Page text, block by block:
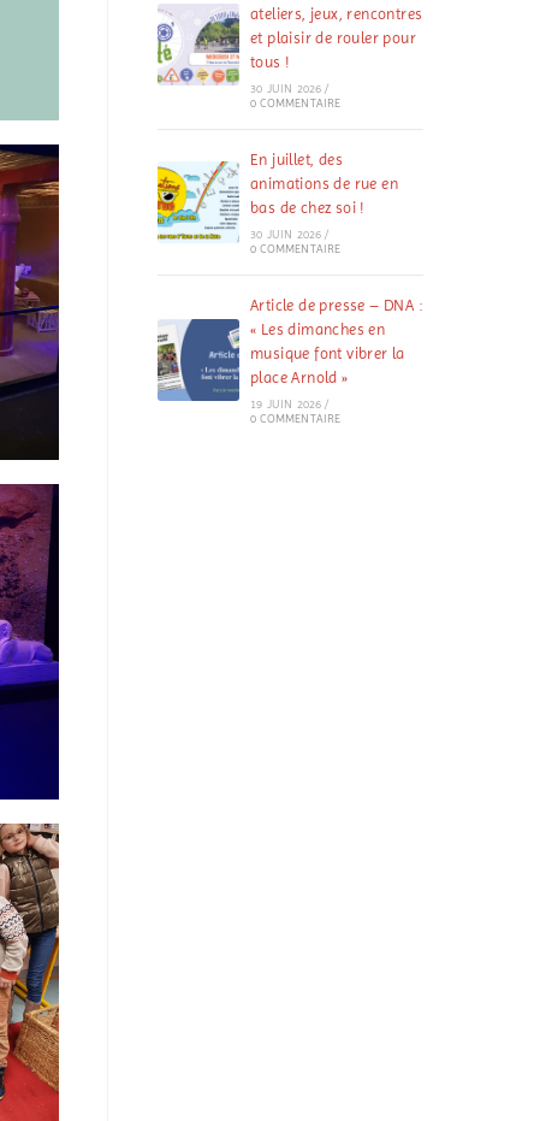
ateliers, jeux, rencontres
et plaisir de rouler pour
tous !
30 JUIN 2026 /
0 COMMENTAIRE
En juillet, des
animations de rue en
bas de chez soi !
30 JUIN 2026 /
0 COMMENTAIRE
Article de presse – DNA :
« Les dimanches en
musique font vibrer la
place Arnold »
19 JUIN 2026 /
0 COMMENTAIRE